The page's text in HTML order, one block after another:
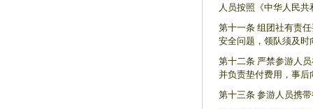
人员按照《中华人民
第十一条 组团社有责
安全问题，领队须及
第十二条 严禁参游人
并负责垫付费用，事后
第十三条 参游人员携